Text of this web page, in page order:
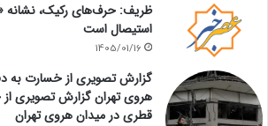
ظریف: حرف‌های رکیک، نشانه
استیصال است
1405/01/16
گزارش تصویری از خسارت به
هروی تهران گزارش تصویری
قطری در میدان هروی تهران